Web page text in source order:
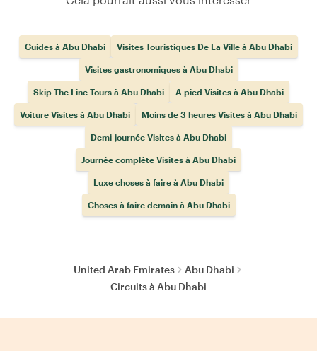
Guides à Abu Dhabi Visites Touristiques De La Ville à Abu Dhabi
Visites gastronomiques à Abu Dhabi
Skip The Line Tours à Abu Dhabi A pied Visites à Abu Dhabi
Voiture Visites à Abu Dhabi Moins de 3 heures Visites à Abu Dhabi
Demi-journée Visites à Abu Dhabi
Journée complète Visites à Abu Dhabi
Luxe choses à faire à Abu Dhabi
Choses à faire demain à Abu Dhabi
United Arab Emirates
Abu Dhabi
Circuits à Abu Dhabi